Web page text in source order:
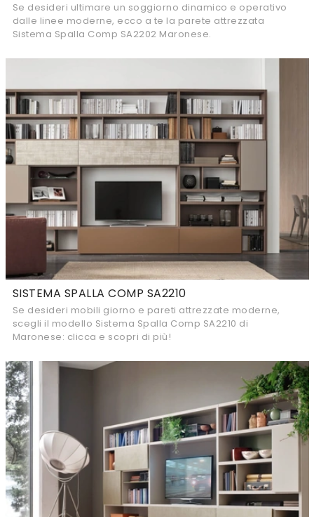
Se desideri ultimare un soggiorno dinamico e operativo
dalle linee moderne, ecco a te la parete attrezzata
Sistema Spalla Comp SA2202 Maronese.
SISTEMA SPALLA COMP SA2210
Se desideri mobili giorno e pareti attrezzate moderne,
scegli il modello Sistema Spalla Comp SA2210 di
Maronese: clicca e scopri di più!